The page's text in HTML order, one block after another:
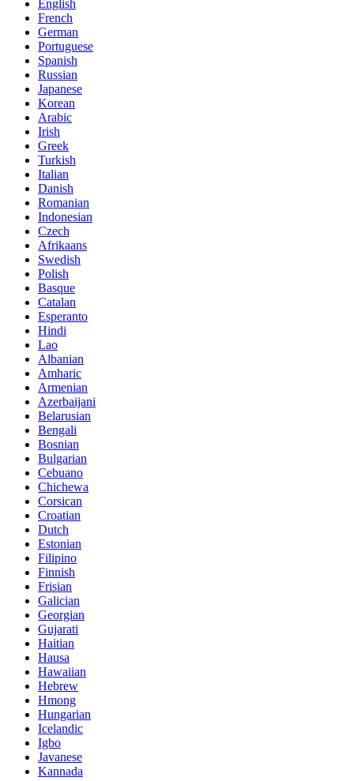
English
French
German
Portuguese
Spanish
Russian
Japanese
Korean
Arabic
Irish
Greek
Turkish
Italian
Danish
Romanian
Indonesian
Czech
Afrikaans
Swedish
Polish
Basque
Catalan
Esperanto
Hindi
Lao
Albanian
Amharic
Armenian
Azerbaijani
Belarusian
Bengali
Bosnian
Bulgarian
Cebuano
Chichewa
Corsican
Croatian
Dutch
Estonian
Filipino
Finnish
Frisian
Galician
Georgian
Gujarati
Haitian
Hausa
Hawaiian
Hebrew
Hmong
Hungarian
Icelandic
Igbo
Javanese
Kannada